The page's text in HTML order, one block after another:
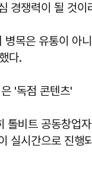
경쟁력이 될 것이
병목은 유통이 아
다.
'독점 콘텐츠'
톨비트 공동창업
실시간으로 진행